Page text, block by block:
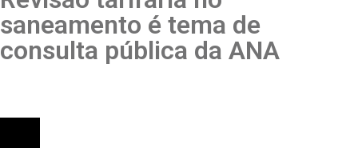
saneamento é tema de
consulta pública da ANA